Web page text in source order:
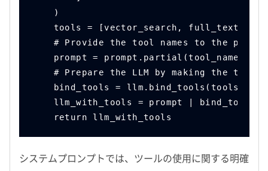
    )
tools = [vector_search,
    # Provide the tool names to the prompt
prompt =
# Prepare the LLM by making the tools
    bind_tools = llm.bind_tools(tools)
    llm_with_tools = prompt | bind_tools
    return llm_with_tools
システムプロンプトでは、ツールの使用に関する明確